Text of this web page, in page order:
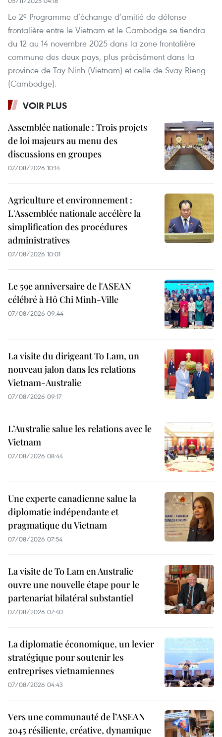
Le 2ᵉ Programme d’échange d’amitié de défense
frontalière entre le Vietnam et le Cambodge se tiendra
du 12 au 14 novembre 2025 dans la zone frontalière
commune des deux pays, plus précisément dans la
province de Tay Ninh (Vietnam) et celle de Svay Rieng
(Cambodge).
VOIR PLUS
Assemblée nationale : Trois projets
de loi majeurs au menu des
discussions en groupes
07/08/2026 10:14
Agriculture et environnement :
L'Assemblée nationale accélère la
simplification des procédures
administratives
07/08/2026 10:01
Le 59e anniversaire de l'ASEAN
célébré à Hô Chi Minh-Ville
07/08/2026 09:44
La visite du dirigeant To Lam, un
nouveau jalon dans les relations
Vietnam-Australie
07/08/2026 09:17
L’Australie salue les relations avec le
Vietnam
07/08/2026 08:44
Une experte canadienne salue la
diplomatie indépendante et
pragmatique du Vietnam
07/08/2026 07:54
La visite de To Lam en Australie
ouvre une nouvelle étape pour le
partenariat bilatéral substantiel
07/08/2026 07:40
La diplomatie économique, un levier
stratégique pour soutenir les
entreprises vietnamiennes
07/08/2026 04:43
Vers une communauté de l’ASEAN
2045 résiliente, créative, dynamique